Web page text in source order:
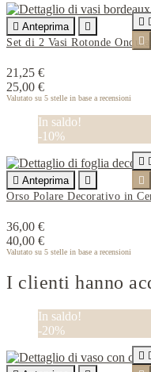
 Anteprima

Set di 2 Vasi Rotonde
21,25 €
25,00 €
Valutato su 5 stelle in base a recensioni


In saldo!
-10%
 Anteprima

Orso Polare Decorativo in
36,00 €
40,00 €
Valutato su 5 stelle in base a recensioni


I clienti hanno
In saldo!
-20%
